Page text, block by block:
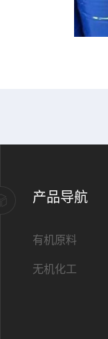
产品导航
有机原料
无机化工